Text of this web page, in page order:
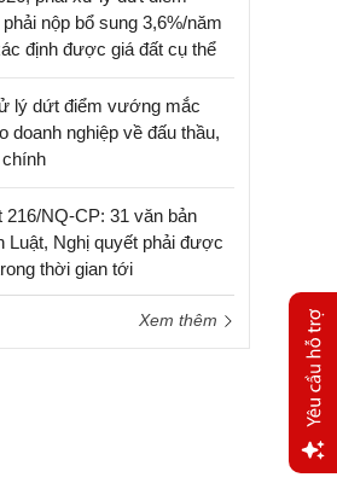
nộp bổ sung 3,6%/năm
định được giá đất cụ thể
lý dứt điểm vướng mắc
doanh nghiệp về đấu thầu,
216/NQ-CP: 31 văn bản
Luật, Nghị quyết phải được
thời gian tới
Xem thêm